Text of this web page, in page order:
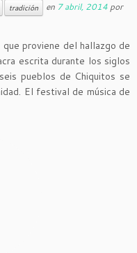
tradición en 7 abril, 2014 por
proviene del hallazgo de
escrita durante los siglos
pueblos de Chiquitos se
El festival de música de